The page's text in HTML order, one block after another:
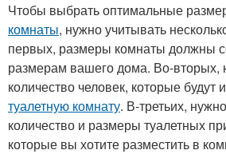
Чтобы выбрать оптимальные
комнаты, нужно учитывать
первых, размеры комнаты должны
размерам вашего дома. Во-вторых,
количество человек, которые будут
туалетную комнату. В-третьих,
количество и размеры туалетных
которые вы хотите разместить в